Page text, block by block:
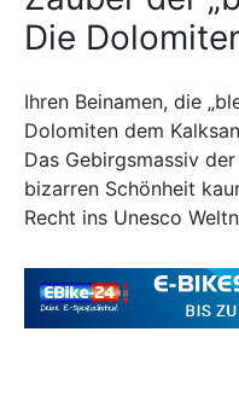
Die
Ihren Beinamen, die
Dolomiten dem
Das Gebirgsmassiv
bizarren Schönheit
Recht ins Unesco